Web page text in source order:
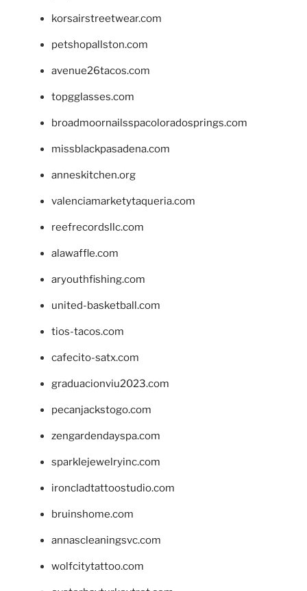
korsairstreetwear.com
petshopallston.com
avenue26tacos.com
topgglasses.com
broadmoornailsspacoloradosprings.com
missblackpasadena.com
anneskitchen.org
valenciamarketytaqueria.com
reefrecordsllc.com
alawaffle.com
aryouthfishing.com
united-basketball.com
tios-tacos.com
cafecito-satx.com
graduacionviu2023.com
pecanjackstogo.com
zengardendayspa.com
sparklejewelryinc.com
ironcladtattoostudio.com
bruinshome.com
annascleaningsvc.com
wolfcitytattoo.com